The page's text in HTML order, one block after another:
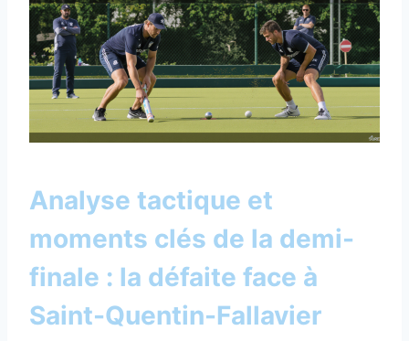
Analyse tactique et
moments clés de la demi-
finale : la défaite face à
Saint-Quentin-Fallavier